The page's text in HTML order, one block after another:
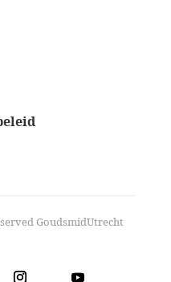
GoudsmidUtrecht